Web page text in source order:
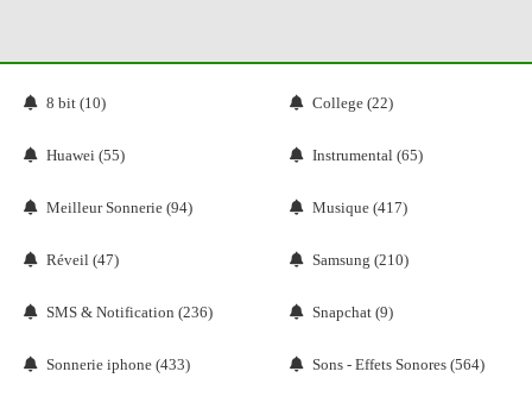
8 bit (10) College (22)
Huawei (55) Instrumental (65)
Meilleur Sonnerie (94) Musique (417)
Réveil (47) Samsung (210)
SMS & Notification (236) Snapchat (9)
Sonnerie iphone (433) Sons - Effets Sonores (564)